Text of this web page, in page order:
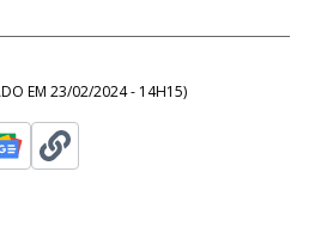
EM 23/02/2024 - 14H15)